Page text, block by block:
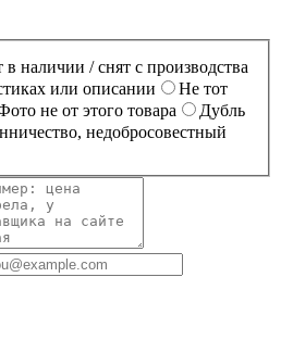
в наличии / снят с производства
или описании
Не тот
не от этого товара
Дубль
недобросовестный